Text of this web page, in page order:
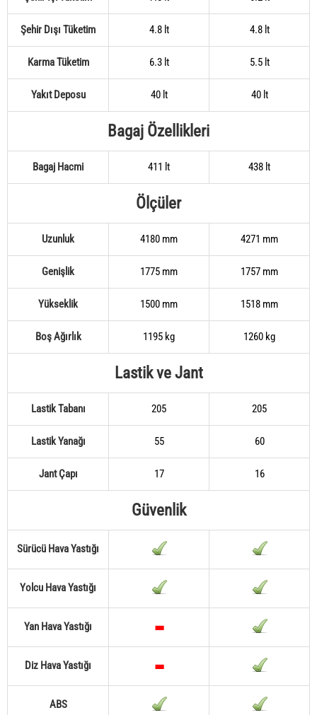
Şehir Dışı Tüketim 4.8 lt 4.8 lt
Karma Tüketim 6.3 lt 5.5 lt
Yakıt Deposu 40 lt 40 lt
Bagaj Özellikleri
Bagaj Hacmi 411 lt 438 lt
Ölçüler
Uzunluk 4180 mm 4271 mm
Genişlik 1775 mm 1757 mm
Yükseklik 1500 mm 1518 mm
Boş Ağırlık 1195 kg 1260 kg
Lastik ve Jant
Lastik Tabanı 205 205
Lastik Yanağı 55 60
Jant Çapı 17 16
Güvenlik
Sürücü Hava Yastığı
Yolcu Hava Yastığı
Yan Hava Yastığı
Diz Hava Yastığı
ABS